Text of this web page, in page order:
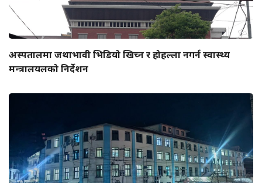
अस्पतालमा जथाभावी भिडियो खिच्न र होहल्ला नगर्न स्वास्थ्य
मन्त्रालयलको निर्देशन